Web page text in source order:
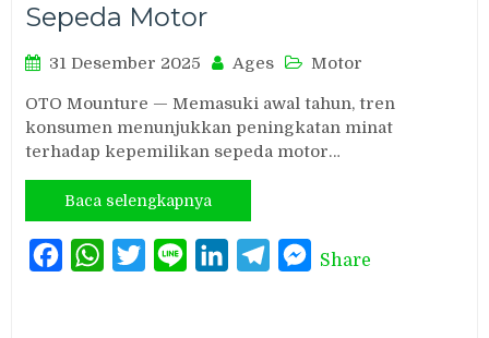
Sepeda Motor
31 Desember 2025 Ages Motor
OTO Mounture — Memasuki awal tahun, tren
konsumen menunjukkan peningkatan minat
terhadap kepemilikan sepeda motor…
Baca selengkapnya
FacebookWhatsAppTwitterLine LinkedInTelegramMessenger
Share